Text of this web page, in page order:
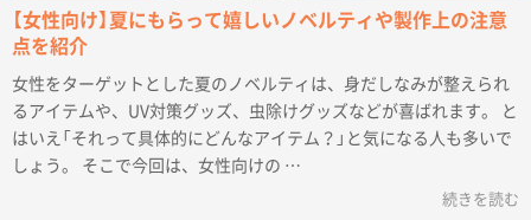
【女性向け】夏にもらって嬉しいノベルティや製作上の注意
点を紹介
女性をターゲットとした夏のノベルティは、身だしなみが整えられ
るアイテムや、UV対策グッズ、虫除けグッズなどが喜ばれます。 と
はいえ「それって具体的にどんなアイテム？」と気になる人も多いで
しょう。 そこで今回は、女性向けの …
続きを読む